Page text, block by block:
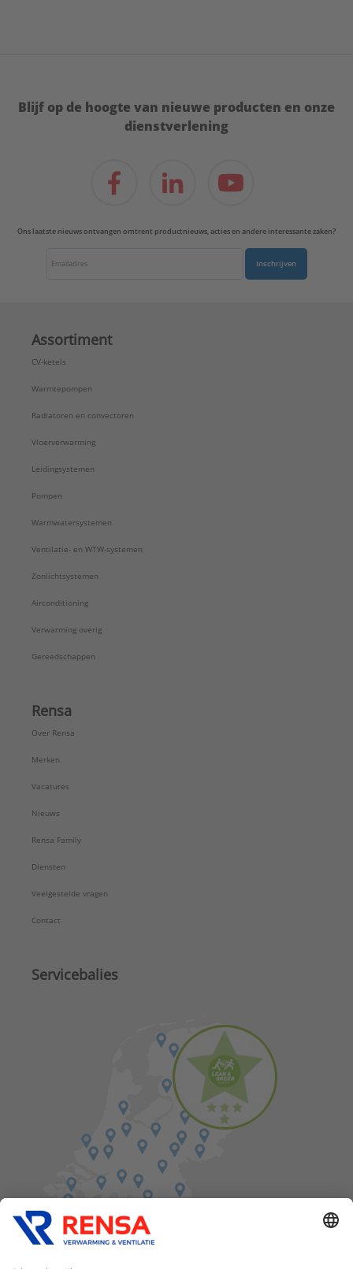
Blijf op de hoogte van nieuwe producten en onze
dienstverlening
Ons laatste nieuws ontvangen omtrent productnieuws, acties en andere interessante zaken?
Inschrijven
Assortiment
CV-ketels
Warmtepompen
Radiatoren en convectoren
Vloerverwarming
Leidingsystemen
Pompen
Warmwatersystemen
Ventilatie- en WTW-systemen
Zonlichtsystemen
Airconditioning
Verwarming overig
Gereedschappen
Rensa
Over Rensa
Merken
Vacatures
Nieuws
Rensa Family
Diensten
Veelgestelde vragen
Contact
Servicebalies